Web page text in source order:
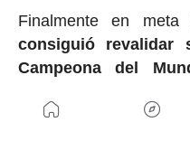
Finalmente en meta
consiguió revalidar
Campeona del
su nivel está muy